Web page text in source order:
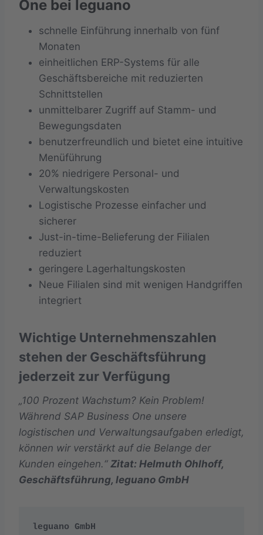
One bei leguano
schnelle Einführung innerhalb von fünf
Monaten
einheitlichen ERP-Systems für alle
Geschäftsbereiche mit reduzierten
Schnittstellen
unmittelbarer Zugriff auf Stamm- und
Bewegungsdaten
benutzerfreundlich und bietet eine intuitive
Menüführung
20% niedrigere Personal- und
Verwaltungskosten
Logistische Prozesse einfacher und
sicherer
Just-in-time-Belieferung der Filialen
reduziert
geringere Lagerhaltungskosten
Neue Filialen sind mit wenigen Handgriffen
integriert
Wichtige Unternehmenszahlen
stehen der Geschäftsführung
jederzeit zur Verfügung
„100 Prozent Wachstum? Kein Problem!
Während SAP Business One unsere
logistischen und Verwaltungsaufgaben erledigt,
können wir verstärkt auf die Belange der
Kunden eingehen.“ Zitat: Helmuth Ohlhoff,
Geschäftsführung, leguano GmbH
leguano GmbH